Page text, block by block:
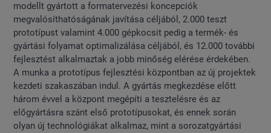
modellt gyártott a formatervezési koncepciók
megvalósíthatóságának javítása céljából, 2.000 teszt
prototípust valamint 4.000 gépkocsit pedig a termék- és
gyártási folyamat optimalizálása céljából, és 12.000 további
fejlesztést alkalmaztak a jobb minőség elérése érdekében.
A munka a prototípus fejlesztési központban az új projektek
kezdeti szakaszában indul. A gyártás megkezdése előtt
három évvel a központ megépíti a tesztelésre és az
előgyártásra szánt első prototípusokat, és ennek során
olyan új technológiákat alkalmaz, mint a sorozatgyártási